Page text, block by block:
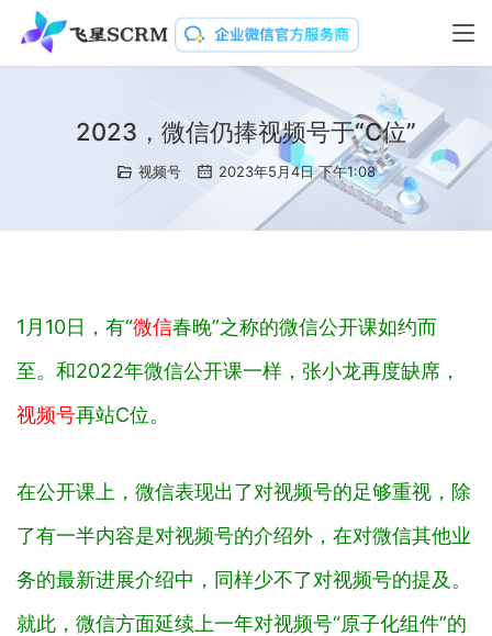
2023，微信仍捧视频号于“C位”
视频号 2023年5月4日 下午1:08
1月10日，有“微信春晚”之称的微信公开课如约而
至。和2022年微信公开课一样，张小龙再度缺席，
视频号再站C位。
在公开课上，微信表现出了对视频号的足够重视，除
了有一半内容是对视频号的介绍外，在对微信其他业
务的最新进展介绍中，同样少不了对视频号的提及。
就此，微信方面延续上一年对视频号“原子化组件”的